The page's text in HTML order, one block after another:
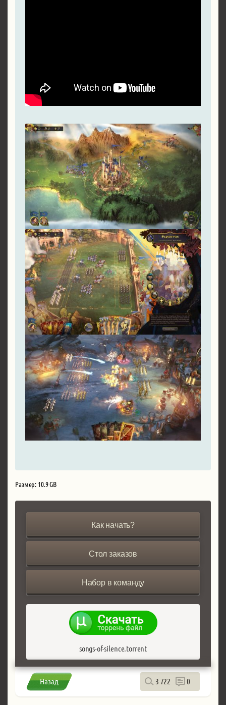
Размер: 10.9 GB
Как начать?
Стол заказов
Набор в команду
songs-of-silence.torrent
Назад 3 722 0